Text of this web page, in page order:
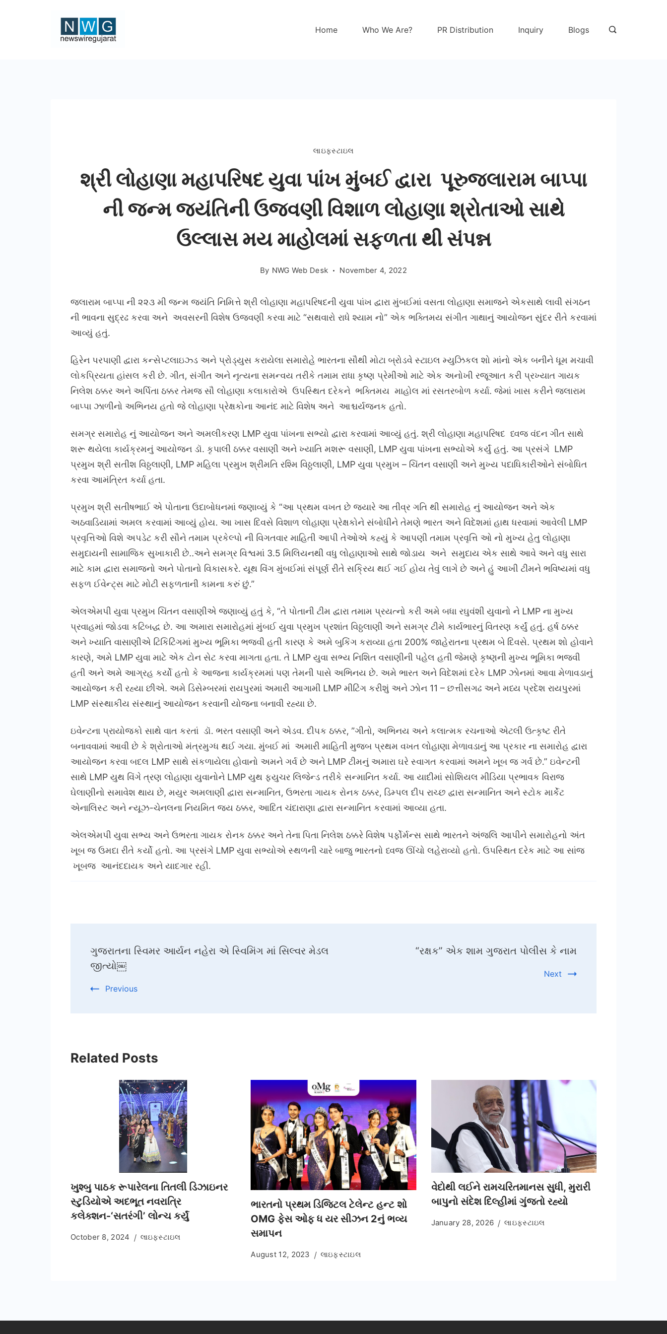
Home Who We Are? PR Distribution Inquiry Blogs
લાઇફસ્ટાઇલ
શ્રી લોહાણા મહાપરિષદ યુવા પાંખ મુંબઈ દ્વારા પૂરુજલારામ બાપ્પા
ની જન્મ જયંતિની ઉજવણી વિશાળ લોહાણા શ્રોતાઓ સાથે
ઉલ્લાસ મય માહોલમાં સફળતા થી સંપન્ન
By NWG Web Desk November 4, 2022
જલારામ બાપ્પા ની ૨૨૩ મી જન્મ જયંતિ નિમિત્તે શ્રી લોહાણા મહાપરિષદની યુવા પાંખ દ્વારા મુંબઈમાં વસતા લોહાણા સમાજને એકસાથે લાવી સંગઠન
ની ભાવના સુદ્રઢ કરવા અને અવસરની વિશેષ ઉજવણી કરવા માટે “સથવારો રાધે શ્યામ નો” એક ભક્તિમય સંગીત ગાથાનું આયોજન સુંદર રીતે કરવામાં
આવ્યું હતું.
હિરેન પરપાણી દ્વારા કન્સેપ્ટલાઇઝ્ડ અને પ્રોડ્યુસ કરાયેલા સમારોહે ભારતના સૌથી મોટા બ્રોડવે સ્ટાઇલ મ્યુઝિકલ શો માંનો એક બનીને ધૂમ મચાવી
લોકપ્રિયતા હાંસલ કરી છે. ગીત, સંગીત અને નૃત્યના સમન્વય તરીકે તમામ રાધા કૃષ્ણ પ્રેમીઓ માટે એક અનોખી રજૂઆત કરી પ્રખ્યાત ગાયક
નિલેશ ઠક્કર અને અર્પિતા ઠક્કર તેમજ સૌ લોહાણા કલાકારોએ ઉપસ્થિત દરેકને ભક્તિમય માહોલ માં રસતરબોળ કર્યા. જેમાં ખાસ કરીને જલારામ
બાપ્પા ઝાળીનો અભિનય હતો જે લોહાણા પ્રેક્ષકોના આનંદ માટે વિશેષ અને આશ્ચર્યજનક હતો.
સમગ્ર સમારોહ નું આયોજન અને અમલીકરણ LMP યુવા પાંખના સભ્યો દ્વારા કરવામાં આવ્યું હતું. શ્રી લોહાણા મહાપરિષદ ધ્વજ વંદન ગીત સાથે
શરૂ થયેલા કાર્યક્રમનું આયોજન ડૉ. કૃપાલી ઠક્કર વસાણી અને ખ્યાતિ મશરૂ વસાણી, LMP યુવા પાંખના સભ્યોએ કર્યું હતું. આ પ્રસંગે LMP
પ્રમુખ શ્રી સતીશ વિઠ્ઠલાણી, LMP મહિલા પ્રમુખ શ્રીમતિ રશ્મિ વિઠ્ઠલાણી, LMP યુવા પ્રમુખ – ચિંતન વસાણી અને મુખ્ય પદાધિકારીઓને સંબોધિત
કરવા આમંત્રિત કર્યા હતા.
પ્રમુખ શ્રી સતીષભાઈ એ પોતાના ઉદાબોધનમાં જણાવ્યું કે “આ પ્રથમ વખત છે જ્યારે આ તીવ્ર ગતિ થી સમારોહ નું આયોજન અને એક
અઠવાડિયામાં અમલ કરવામાં આવ્યું હોય. આ ખાસ દિવસે વિશાળ લોહાણા પ્રેક્ષકોને સંબોધીને તેમણે ભારત અને વિદેશમાં હાથ ધરવામાં આવેલી LMP
પ્રવૃત્તિઓ વિશે અપડેટ કરી સૌને તમામ પ્રકેલ્પો ની વિગતવાર માહિતી આપી તેઓએ કહ્યું કે આપણી તમામ પ્રવૃત્તિ ઓ નો મુખ્ય હેતુ લોહાણા
સમુદાયની સામાજિક સુખાકારી છે..અને સમગ્ર વિશ્વમાં 3.5 મિલિયનથી વધુ લોહાણાઓ સાથે જોડાય અને સમુદાય એક સાથે આવે અને વધુ સારા
માટે કામ દ્વારા સમાજનો અને પોતાનો વિકાસકરે. યૂથ વિંગ મુંબઈમાં સંપૂર્ણ રીતે સક્રિય થઈ ગઈ હોય તેવું લાગે છે અને હું આખી ટીમને ભવિષ્યમાં વધુ
સફળ ઈવેન્ટ્સ માટે મોટી સફળતાની કામના કરું છું.”
એલએમપી યુવા પ્રમુખ ચિંતન વસાણીએ જણાવ્યું હતું કે, “તે પોતાની ટીમ દ્વારા તમામ પ્રયત્નો કરી અમે બધા રઘુવંશી યુવાનો ને LMP ના મુખ્ય
પ્રવાહમાં જોડવા કટિબદ્ધ છે. આ અમારા સમારોહમાં મુંબઈ યુવા પ્રમુખ પ્રશાંત વિઠ્ઠલાણી અને સમગ્ર ટીમે કાર્યભારનું વિતરણ કર્યું હતું. હર્ષ ઠક્કર
અને ખ્યાતિ વાસાણીએ ટિકિટિંગમાં મુખ્ય ભૂમિકા ભજવી હતી કારણ કે અમે બુકિંગ કરાવ્યા હતા 200% જાહેરાતના પ્રથમ બે દિવસે. પ્રથમ શો હોવાને
કારણે, અમે LMP યુવા માટે એક ટોન સેટ કરવા માગતા હતા. તે LMP યુવા સભ્ય નિશિત વસાણીની પહેલ હતી જેમણે કૃષ્ણની મુખ્ય ભૂમિકા ભજવી
હતી અને અમે આગ્રહ કર્યો હતો કે આજના કાર્યક્રમમાં પણ તેમની પાસે અભિનય છે. અમે ભારત અને વિદેશમાં દરેક LMP ઝોનમાં આવા મેળાવડાનું
આયોજન કરી રહ્યા છીએ. અમે ડિસેમ્બરમાં રાયપુરમાં અમારી આગામી LMP મીટિંગ કરીશું અને ઝોન 11 – છત્તીસગઢ અને મધ્ય પ્રદેશ રાયપુરમાં
LMP સંસ્થાકીય સંસ્થાનું આયોજન કરવાની યોજના બનાવી રહ્યા છે.
ઇવેન્ટના પ્રાયોજકો સાથે વાત કરતાં ડૉ. ભરત વસાણી અને એડવ. દીપક ઠક્કર, ”ગીતો, અભિનય અને કલાત્મક રચનાઓ એટલી ઉત્કૃષ્ટ રીતે
બનાવવામાં આવી છે કે શ્રોતાઓ મંત્રમુગ્ધ થઈ ગયા. મુંબઈ માં અમારી માહિતી મુજબ પ્રથમ વખત લોહાણા મેળાવડાનું આ પ્રકાર ના સમારોહ દ્વારા
આયોજન કરવા બદલ LMP સાથે સંકળાયેલા હોવાનો અમને ગર્વ છે અને LMP ટીમનું અમારા ઘરે સ્વાગત કરવામાં અમને ખૂબ જ ગર્વ છે.” ઇવેન્ટની
સાથે LMP યુથ વિંગે ત્રણ લોહાણા યુવાનોને LMP યુથ ફ્યુચર લિજેન્ડ તરીકે સન્માનિત કર્યા. આ યાદીમાં સોશિયલ મીડિયા પ્રભાવક વિરાજ
ઘેલાણીનો સમાવેશ થાય છે, મયુર અમલાણી દ્વારા સન્માનિત, ઉભરતા ગાયક રોનક ઠક્કર, ડિમ્પલ દીપ રાચ્છ દ્વારા સન્માનિત અને સ્ટોક માર્કેટ
એનાલિસ્ટ અને ન્યૂઝ-ચેનલના નિયમિત જય ઠક્કર, આદિત ચંદારાણા દ્વારા સન્માનિત કરવામાં આવ્યા હતા.
એલએમપી યુવા સભ્ય અને ઉભરતા ગાયક રોનક ઠક્કર અને તેના પિતા નિલેશ ઠક્કરે વિશેષ પર્ફોર્મન્સ સાથે ભારતને અંજલિ આપીને સમારોહનો અંત
ખૂબ જ ઉમદા રીતે કર્યો હતો. આ પ્રસંગે LMP યુવા સભ્યોએ સ્થળની ચારે બાજુ ભારતનો ધ્વજ ઊંચો લહેરાવ્યો હતો. ઉપસ્થિત દરેક માટે આ સાંજ
ખૂબજ આનંદદાયક અને યાદગાર રહી.
Navigation
ગુજરાતના સ્વિમર આર્યન નહેરા એ સ્વિમિંગ માં સિલ્વર મેડલ
જીત્યો￼
Previous
“રક્ષક” એક શામ ગુજરાત પોલીસ કે નામ
Next
Related Posts
ખુશ્બુ પાઠક રૂપારેલના તિતલી ડિઝાઇનર
સ્ટુડિયોએ અદભૂત નવરાત્રિ
કલેક્શન-‘સતરંગી’ લોન્ચ કર્યું
October 8, 2024 લાઇફસ્ટાઇલ
ભારતનો પ્રથમ ડિજિટલ ટેલેન્ટ હન્ટ શો
OMG ફેસ ઓફ ધ યર સીઝન 2નું ભવ્ય
સમાપન
August 12, 2023 લાઇફસ્ટાઇલ
વેદોથી લઈને રામચરિતમાનસ સુધી, મુરારી
બાપુનો સંદેશ દિલ્હીમાં ગુંજતો રહ્યો
January 28, 2026 લાઇફસ્ટાઇલ